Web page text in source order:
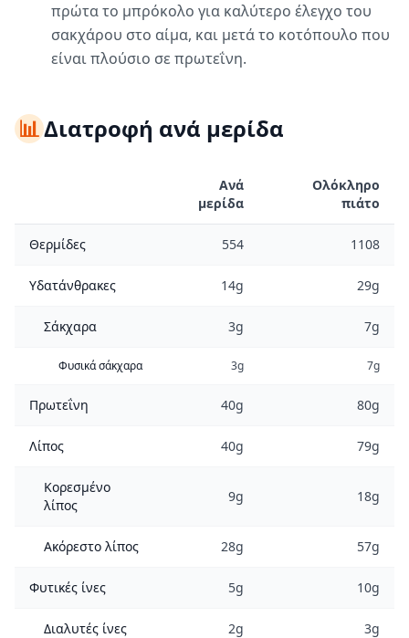
πρώτα το μπρόκολο για καλύτερο έλεγχο του
σακχάρου στο αίμα, και μετά το κοτόπουλο που
είναι πλούσιο σε πρωτεΐνη.
📊Διατροφή ανά μερίδα
Ανά
μερίδα
Ολόκληρο
πιάτο
Θερμίδες 554 1108
Υδατάνθρακες 14g 29g
Σάκχαρα 3g 7g
Φυσικά σάκχαρα 3g 7g
Πρωτεΐνη 40g 80g
Λίπος 40g 79g
Κορεσμένο
λίπος
9g 18g
Ακόρεστο λίπος 28g 57g
Φυτικές ίνες 5g 10g
Διαλυτές ίνες 2g 3g